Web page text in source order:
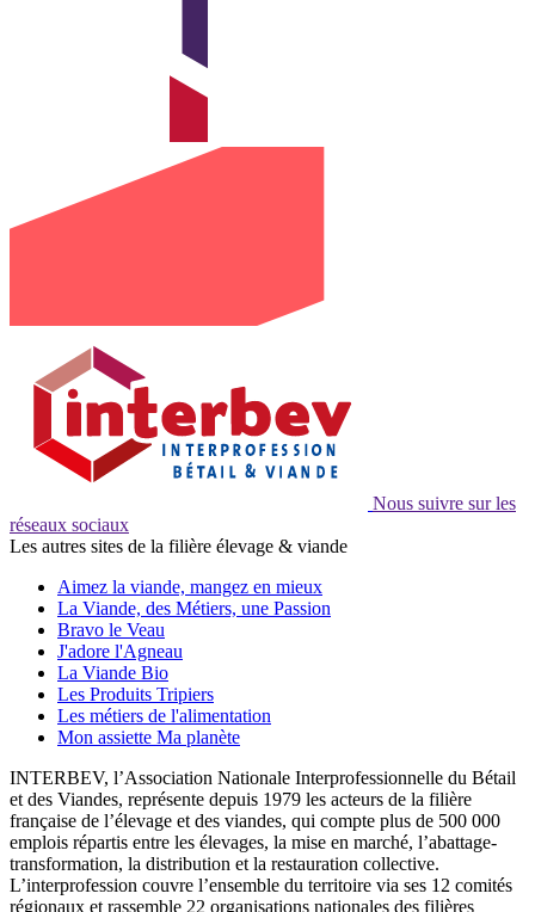
Nous suivre sur les
réseaux sociaux
Les autres sites de la filière élevage & viande
Aimez la viande, mangez en mieux
La Viande, des Métiers, une Passion
Bravo le Veau
J'adore l'Agneau
La Viande Bio
Les Produits Tripiers
Les métiers de l'alimentation
Mon assiette Ma planète
INTERBEV, l’Association Nationale Interprofessionnelle du Bétail
et des Viandes, représente depuis 1979 les acteurs de la filière
française de l’élevage et des viandes, qui compte plus de 500 000
emplois répartis entre les élevages, la mise en marché, l’abattage-
transformation, la distribution et la restauration collective.
L’interprofession couvre l’ensemble du territoire via ses 12 comités
régionaux et rassemble 22 organisations nationales des filières